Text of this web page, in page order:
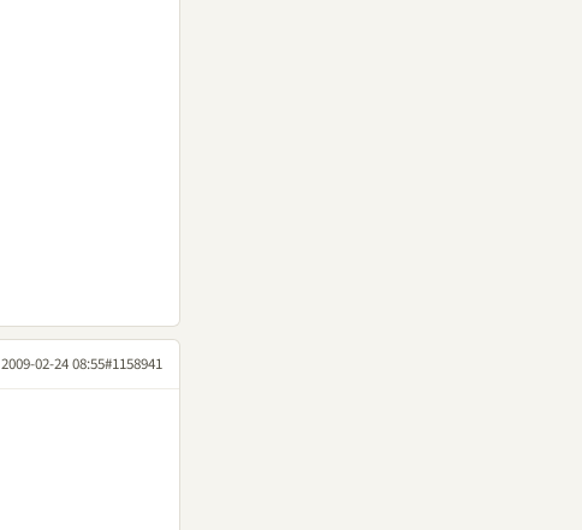
2009-02-24 08:55#1158941